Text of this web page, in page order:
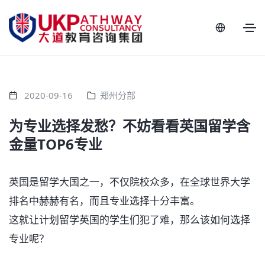
2020-09-16 郑州分部
为专业选择发愁？不妨看看英国留学含
金量TOP6专业
英国是留学大国之一，不仅院校众多，在全球世界大学
排名中赫赫有名，而且专业选择十分丰富。
这就让计划留学英国的学生们犯了难，那么该如何选择
专业呢？